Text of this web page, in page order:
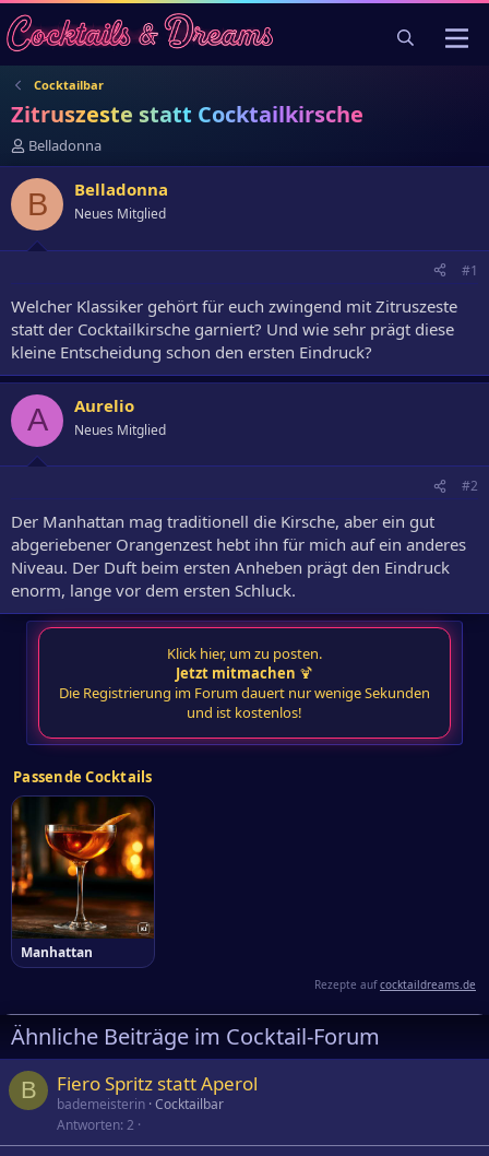
Cocktailbar
Zitruszeste statt Cocktailkirsche
E
r
s
r
Belladonna
B Belladonna
Neues Mitglied
#1
Welcher Klassiker gehört für euch zwingend mit Zitruszeste
statt der Cocktailkirsche garniert? Und wie sehr prägt diese
kleine Entscheidung schon den ersten Eindruck?
A Aurelio
Neues Mitglied
#2
Der Manhattan mag traditionell die Kirsche, aber ein gut
abgeriebener Orangenzest hebt ihn für mich auf ein anderes
Niveau. Der Duft beim ersten Anheben prägt den Eindruck
enorm, lange vor dem ersten Schluck.
Klick hier, um zu posten.
Jetzt mitmachen 🍹
Die Registrierung im Forum dauert nur wenige Sekunden
und ist kostenlos!
Passende Cocktails
Manhattan
Rezepte aufcocktaildreams.de
Ähnliche Beiträge im Cocktail-Forum
B Fiero Spritz statt Aperol
bademeisterin Cocktailbar
Antworten 2